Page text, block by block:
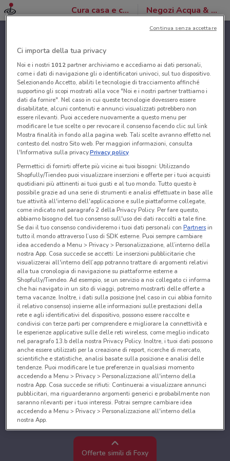
Cura casa e corpo Negozi Acqua & Sapone
Offerte simili di Foxy
Ci importa della tua privacy
Noi e i nostri 1012partner archiviamo e accediamo ai dati personali,
come i dati di navigazione gli o identificatori univoci, sul tuo dispositivo.
Selezionando Accetto, abiliti le tecnologie di tracciamento affinché
supportino gli scopi mostrati alla voce "Noi e i nostri partner trattiamo i
dati da fornire". Nel caso in cui queste tecnologie dovessero essere
disabilitate, alcuni contenuti e annunci visualizzati potrebbero non
essere rilevanti. Puoi accedere nuovamente a questo menu per
modificare le tue scelte o per revocare il consenso facendo clic sul link
Mostra finalità in fondo alla pagina web. Tali scelte avranno effetto nel
contesto del nostro Sito web. Per maggiori informazioni, consulta
l'Informativa sulla privacy.Privacy policy
Permettici di fornirti offerte più vicine ai tuoi bisogni: Utilizzando
Shopfully/Tiendeo puoi visualizzare inserzioni e offerte per i tuoi acquisti
quotidiani più attinenti ai tuoi gusti e al tuo mondo. Tutto questo è
possibile grazie ad una serie di strumenti e analisi effettuate in base alle
tue attività all'interno dell'applicazione e sulle piattaforme collegate,
come indicato nel paragrafo 2 della Privacy Policy. Per fare questo,
abbiamo bisogno del tuo consenso sull'uso dei dati raccolti a tale fine.
Se dai il tuo consenso condivideremo i tuoi dati personali conPartnersin
tutto il mondo attraverso l’uso di SDK esterne. Puoi sempre cambiare
idea accedendo a Menu > Privacy > Personalizzazione, all’interno della
nostra App. Cosa succede se accetti: Le inserzioni pubblicitarie che
visualizzerai all'interno dell’app potranno trattare di argomenti relativi
alla tua cronologia di navigazione su piattaforme esterne a
Shopfully/Tiendeo. Ad esempio, se un servizio a noi collegato ci informa
che hai navigato in un sito di viaggi, potremo mostrarti delle offerte a
tema vacanze. Inoltre, i dati sulla posizione (nel caso in cui abbia fornito
il relativo consenso) insieme alle informazioni sulle prestazioni della
rete e agli identificativi del dispositivo, possono essere raccolte e
condivisi con terze parti per comprendere e migliorare la connettività e
le esperienze applicative sulle delle reti wireless, come meglio indicato
nel paragrafo 13.b della nostra Privacy Policy. Inoltre, i tuoi dati possono
anche essere utilizzati per la creazione di report, ricerche di mercato,
scientifiche e statistiche, analisi basate sulla posizione e analisi delle
tendenze. Puoi modificare le tue preferenze in qualsiasi momento
accedendo a Menu > Privacy > Personalizzazione all'interno della
nostra App. Cosa succede se rifiuti: Continuerai a visualizzare annunci
pubblicitari, ma riguarderanno argomenti generici e probabilmente non
saranno rilevanti per i tuoi interessi. Potrai sempre cambiare idea
accedendo a Menu > Privacy > Personalizzazione all'interno della
nostra App.
Noi e i nostri partner trattiamo i dati per fornire:
Utilizzare dati di geolocalizzazione precisi. Scansione attiva delle
caratteristiche del dispositivo ai fini dell’identificazione. Archiviare
Continua senza accettare